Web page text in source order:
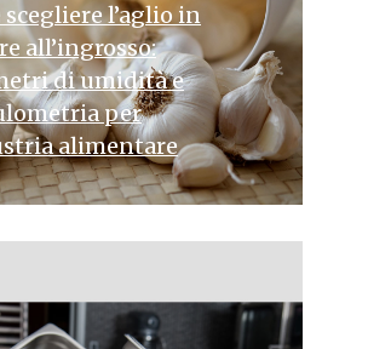
scegliere l’aglio in
all’ingrosso:
di umidità e
per
alimentare